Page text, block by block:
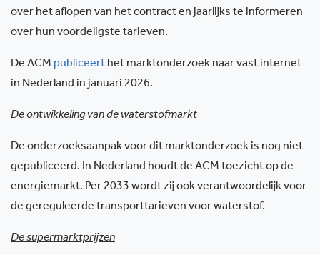
over het aflopen van het contract en jaarlijks te informeren
over hun voordeligste tarieven.
De ACM publiceert het marktonderzoek naar vast internet
in Nederland in januari 2026.
De ontwikkeling van de waterstofmarkt
De onderzoeksaanpak voor dit marktonderzoek is nog niet
gepubliceerd. In Nederland houdt de ACM toezicht op de
energiemarkt. Per 2033 wordt zij ook verantwoordelijk voor
de gereguleerde transporttarieven voor waterstof.
De supermarktprijzen